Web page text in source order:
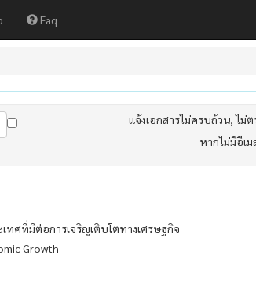
Faq
แจ้งเอกสารไม่ครบถ้วน, ไ
หากไม่มีอีเ
ทศที่มีต่อการเจริญเติบโตทางเศรษฐกิจ
Growth